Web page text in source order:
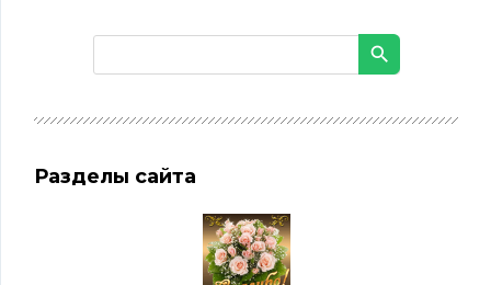
Разделы сайта